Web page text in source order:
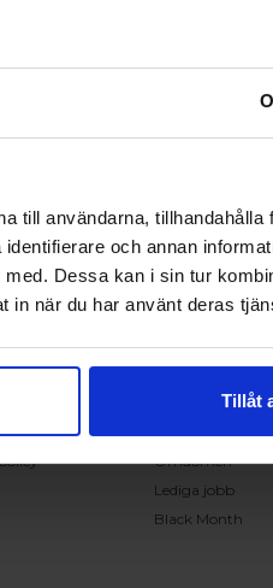
till användarna, tillhandahålla
och annan
Dessa kan i sin tur
in när du har använt deras
Tillåt
00
Fönster Snabblänkar
Monterat och
Inspiration
Vanliga frågor
Återförsäljare
Omdömen
Lediga jobb
Black Month